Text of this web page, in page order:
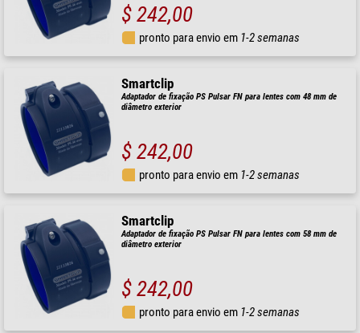
$ 242,00
pronto para envio em 1-2 semanas
Smartclip
Adaptador de fixação PS Pulsar FN para lentes com 48 mm de
diâmetro exterior
$ 242,00
pronto para envio em 1-2 semanas
Smartclip
Adaptador de fixação PS Pulsar FN para lentes com 58 mm de
diâmetro exterior
$ 242,00
pronto para envio em 1-2 semanas